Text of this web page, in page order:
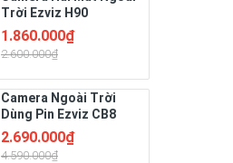
Trời Ezviz H90
(4MP+4MP)
1.860.000₫
2.600.000₫
Camera Ngoài Trời
Dùng Pin Ezviz CB8
(3MP)
2.690.000₫
4.590.000₫